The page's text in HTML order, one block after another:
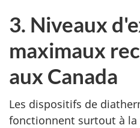
3. Niveaux
maximaux
aux Canada
Les dispositifs de
fonctionnent surtout à la